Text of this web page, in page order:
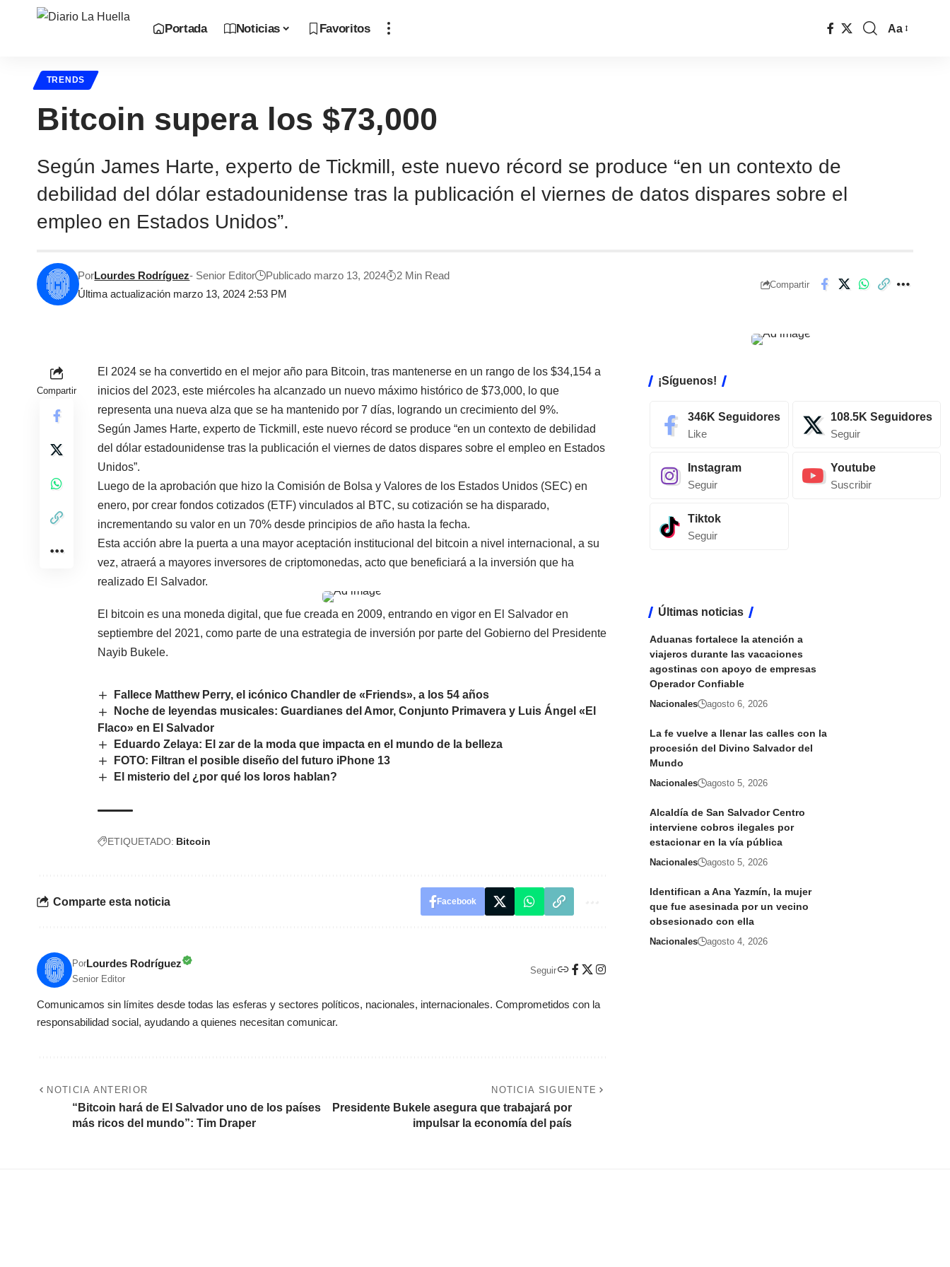
Portada Noticias Favoritos Aa
TRENDS
Bitcoin supera los $73,000
Según James Harte, experto de Tickmill, este nuevo récord se produce “en un contexto de
debilidad del dólar estadounidense tras la publicación el viernes de datos dispares sobre el
empleo en Estados Unidos”.
Última actualización marzo 13, 2024 2:53 PM
PorLourdes Rodríguez- Senior Editor Publicado marzo 13, 2024 2 Min Read
Compartir
Compartir
El 2024 se ha convertido en el mejor año para Bitcoin, tras mantenerse en un rango de los $34,154 a
inicios del 2023, este miércoles ha alcanzado un nuevo máximo histórico de $73,000, lo que
representa una nueva alza que se ha mantenido por 7 días, logrando un crecimiento del 9%.
Según James Harte, experto de Tickmill, este nuevo récord se produce “en un contexto de debilidad
del dólar estadounidense tras la publicación el viernes de datos dispares sobre el empleo en Estados
Unidos”.
Luego de la aprobación que hizo la Comisión de Bolsa y Valores de los Estados Unidos (SEC) en
enero, por crear fondos cotizados (ETF) vinculados al BTC, su cotización se ha disparado,
incrementando su valor en un 70% desde principios de año hasta la fecha.
Esta acción abre la puerta a una mayor aceptación institucional del bitcoin a nivel internacional, a su
vez, atraerá a mayores inversores de criptomonedas, acto que beneficiará a la inversión que ha
realizado El Salvador.
El bitcoin es una moneda digital, que fue creada en 2009, entrando en vigor en El Salvador en
septiembre del 2021, como parte de una estrategia de inversión por parte del Gobierno del Presidente
Nayib Bukele.
Fallece Matthew Perry, el icónico Chandler de «Friends», a los 54 años
Noche de leyendas musicales: Guardianes del Amor, Conjunto Primavera y Luis Ángel «El
Flaco» en El Salvador
Eduardo Zelaya: El zar de la moda que impacta en el mundo de la belleza
FOTO: Filtran el posible diseño del futuro iPhone 13
El misterio del ¿por qué los loros hablan?
ETIQUETADO: Bitcoin
Comparte esta noticia Facebook
PorLourdes Rodríguez
Senior Editor
Seguir
Comunicamos sin límites desde todas las esferas y sectores políticos, nacionales, internacionales. Comprometidos con la
responsabilidad social, ayudando a quienes necesitan comunicar.
NOTICIA ANTERIOR
“Bitcoin hará de El Salvador uno de los países
más ricos del mundo”: Tim Draper
NOTICIA SIGUIENTE
Presidente Bukele asegura que trabajará por
impulsar la economía del país
¡Síguenos!
346K Seguidores
Like
108.5K Seguidores
Seguir
Instagram
Seguir
Youtube
Suscribir
Tiktok
Seguir
Últimas noticias
Aduanas fortalece la atención a
viajeros durante las vacaciones
agostinas con apoyo de empresas
Operador Confiable
Nacionales agosto 6, 2026
La fe vuelve a llenar las calles con la
procesión del Divino Salvador del
Mundo
Nacionales agosto 5, 2026
Alcaldía de San Salvador Centro
interviene cobros ilegales por
estacionar en la vía pública
Nacionales agosto 5, 2026
Identifican a Ana Yazmín, la mujer
que fue asesinada por un vecino
obsesionado con ella
Nacionales agosto 4, 2026